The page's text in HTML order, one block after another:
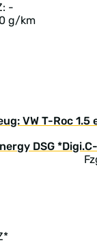
-
g/km
VW T-Roc 1.5